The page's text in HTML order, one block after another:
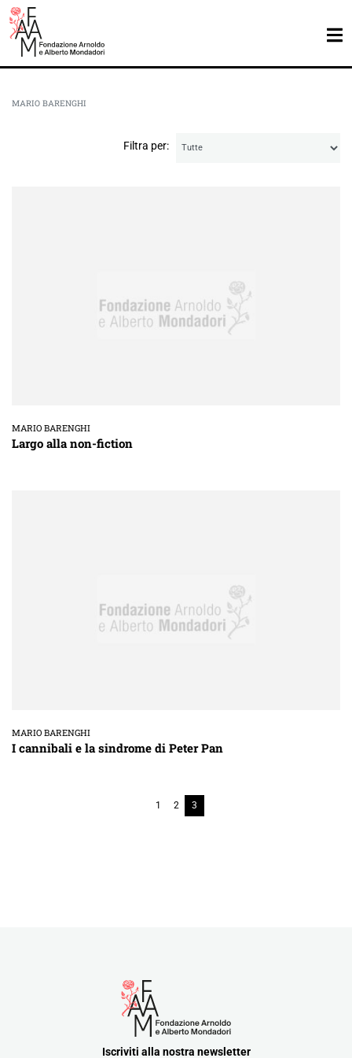
MARIO BARENGHI
Filtra per:
MARIO BARENGHI
Largo alla non-fiction
MARIO BARENGHI
I cannibali e la sindrome di Peter Pan
1 2 3
Iscriviti alla nostra newsletter